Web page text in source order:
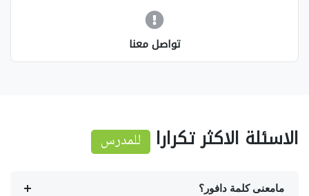
تواصل معنا
الاسئلة الاكثر تكرارا للمدرس
مامعنى كلمة دافور؟